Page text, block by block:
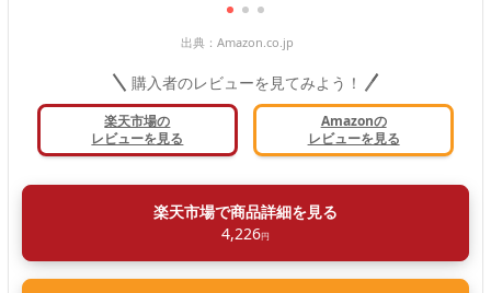
出典： Amazon.co.jp
購入者のレビューを見てみよう！
楽天市場の
レビューを見る
Amazonの
レビューを見る
楽天市場で商品詳細を見る
4,226円